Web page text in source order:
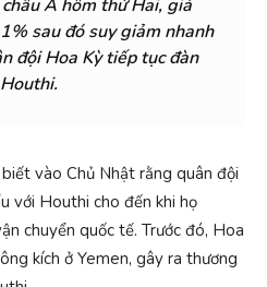
Á hôm thứ Hai, giá
sau đó suy giảm nhanh
đội Hoa Kỳ tiếp tục đàn
vào Chủ Nhật rằng quân đội
với Houthi cho đến khi họ
chuyển quốc tế. Trước đó, Hoa
kích ở Yemen, gây ra thương